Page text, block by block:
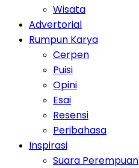
Wisata
Advertorial
Rumpun Karya
Cerpen
Puisi
Opini
Esai
Resensi
Peribahasa
Inspirasi
Suara Perempuan